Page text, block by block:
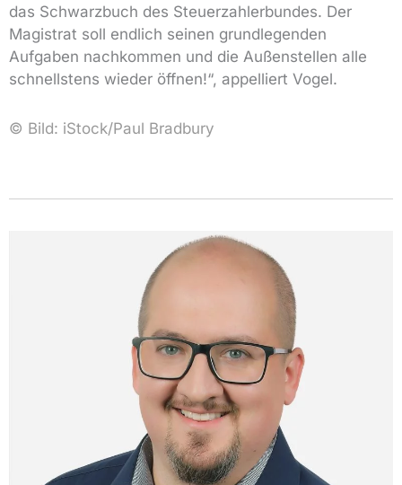
das Schwarzbuch des Steuerzahlerbundes. Der
Magistrat soll endlich seinen grundlegenden
Aufgaben nachkommen und die Außenstellen alle
schnellstens wieder öffnen!“, appelliert Vogel.
© Bild: iStock/Paul Bradbury